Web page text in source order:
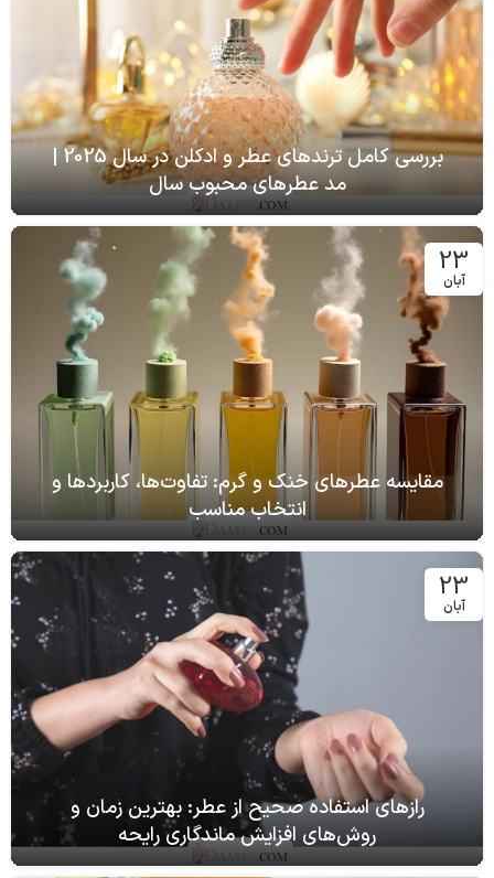
بررسی کامل ترندهای عطر و ادکلن در سال 2025 |
مد عطرهای محبوب سال
23
آبان
مقایسه عطرهای خنک و گرم: تفاوت‌ها، کاربردها و
انتخاب مناسب
23
آبان
رازهای استفاده صحیح از عطر: بهترین زمان و
روش‌های افزایش ماندگاری رایحه